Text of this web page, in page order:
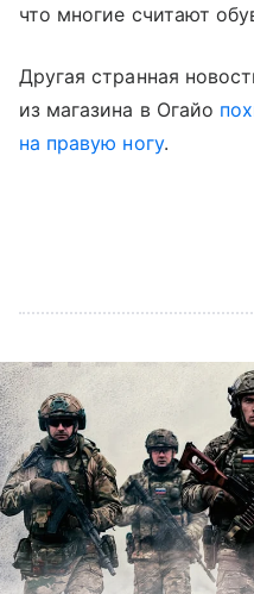
что многие считают
Другая странная
из магазина в Огайо
на правую ногу.